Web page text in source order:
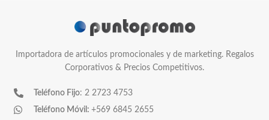
Importadora de artículos promocionales y de marketing. Regalos
Corporativos & Precios Competitivos.
Teléfono Fijo: 2 2723 4753
Teléfono Móvil: +569 6845 2655